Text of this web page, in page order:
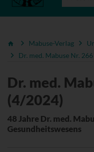
Mabuse-Verlag
Dr. med. Mabuse Nr.
Dr. med.
(4/2024)
48 Jahre Dr. med.
Gesundheitswesens